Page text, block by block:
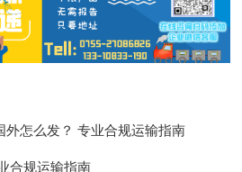
外怎么发？ 专业合规运输指南
合规运输指南